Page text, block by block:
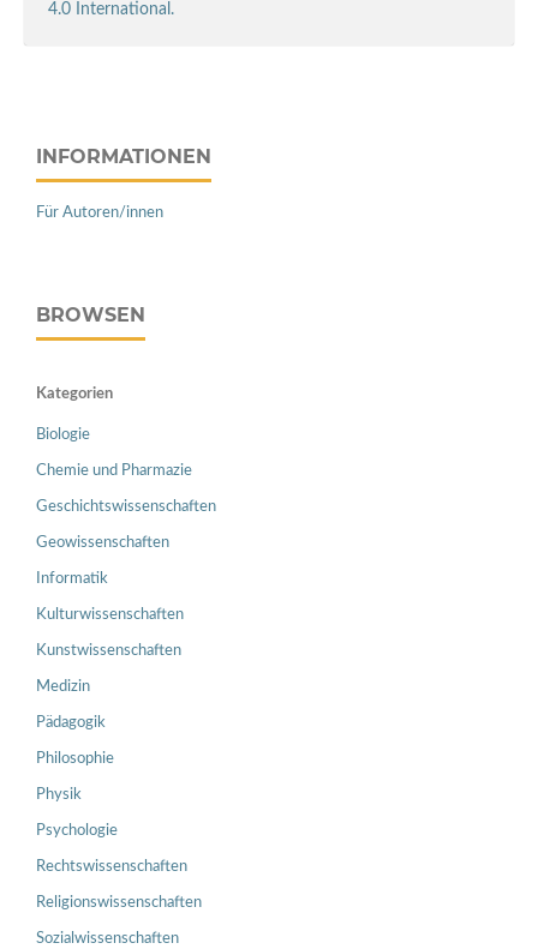
4.0 International.
INFORMATIONEN
Für Autoren/innen
BROWSEN
Kategorien
Biologie
Chemie und Pharmazie
Geschichtswissenschaften
Geowissenschaften
Informatik
Kulturwissenschaften
Kunstwissenschaften
Medizin
Pädagogik
Philosophie
Physik
Psychologie
Rechtswissenschaften
Religionswissenschaften
Sozialwissenschaften